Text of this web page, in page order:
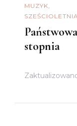
MUZYK
stopnia